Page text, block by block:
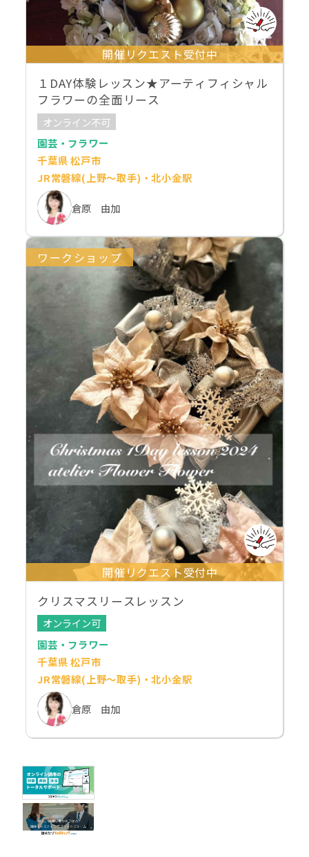
開催リクエスト受付中
１DAY体験レッスン★アーティフィシャル
フラワーの全面リース
オンライン不可
園芸・フラワー
千葉県 松戸市
JR常磐線(上野～取手)・北小金駅
倉原 由加
ワークショップ
開催リクエスト受付中
クリスマスリースレッスン
オンライン可
園芸・フラワー
千葉県 松戸市
JR常磐線(上野～取手)・北小金駅
倉原 由加